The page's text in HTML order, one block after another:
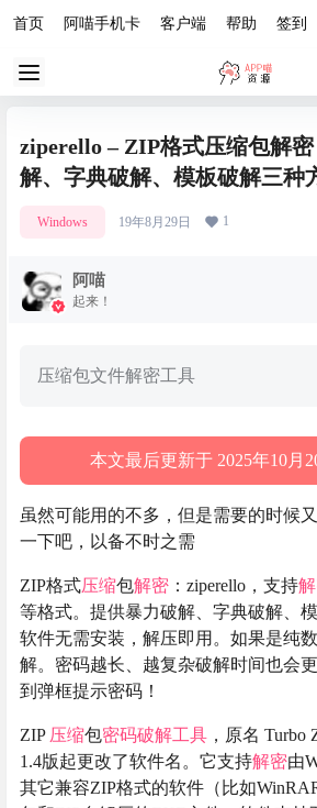
首页 阿喵手机卡 客户端 帮助 签到
ziperello – ZIP格式压缩包解
解、字典破解、模板破解三种
Windows 19年8月29日 1
阿喵
起来！
压缩包文件解密工具
本文最后更新于 2025年10月
虽然可能用的不多，但是需要的时候
一下吧，以备不时之需
ZIP格式压缩包解密 ：ziperello，支持
等格式。提供暴力破解、字典破解、
软件无需安装，解压即用。如果是纯
解。密码越长、越复杂破解时间也会
到弹框提示密码！
ZIP 压缩包密码破解工具 ，原名 Turbo
1.4版起更改了软件名。它支持解密由
其它兼容ZIP格式的软件（比如